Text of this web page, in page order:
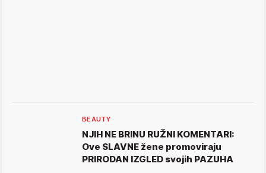
BEAUTY
NJIH NE BRINU RUŽNI KOMENTARI:
Ove SLAVNE žene promoviraju
PRIRODAN IZGLED svojih PAZUHA